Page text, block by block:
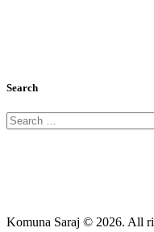
Search
Komuna Saraj © 2026. All